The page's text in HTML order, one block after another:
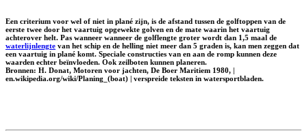
Een criterium voor wel of niet in plané zijn, is de afstand tussen de golftoppen van de
eerste twee door het vaartuig opgewekte golven en de mate waarin het vaartuig
achterover helt. Pas wanneer wanneer de golflengte groter wordt dan 1,5 maal de
waterlijnlengte van het schip en de helling niet meer dan 5 graden is, kan men zeggen dat
een vaartuig in plané komt. Speciale constructies van en aan de romp kunnen deze
waarden echter beïnvloeden. Ook zeilboten kunnen planeren.
Bronnen: H. Donat, Motoren voor jachten, De Boer Maritiem 1980, |
en.wikipedia.org/wiki/Planing_(boat) | verspreide teksten in watersportbladen.